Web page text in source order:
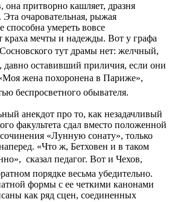
она притворно кашляет, дразня
очаровательная, рыжая
способна умереть вовсе
краха мечты и надежды. Вот у графа
тут драмы нет: желчный,
давно оставивший приличия, если они
жена похоронена в Париже», 
беспросветного обывателя.
анекдот про то, как незадачливый
факультета сдал вместо положенной
«Лунную сонату», только
«Что ж, Бетховен и в таком
 сказал педагог. Вот и Чехов,
порядке весьма убедительно.
формы с ее четкими канонами
как ряд сцен, соединенных